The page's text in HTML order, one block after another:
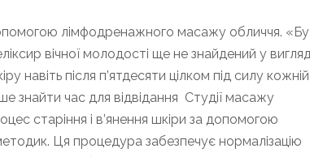
лімфодренажного масажу обличчя.
вічної молодості ще не знайдений у
навіть після п’ятдесяти цілком під силу кожній
знайти час для відвідання Студії масажу
старіння і в’янення шкіри за допомогою
Ця процедура забезпечує нормалізацію